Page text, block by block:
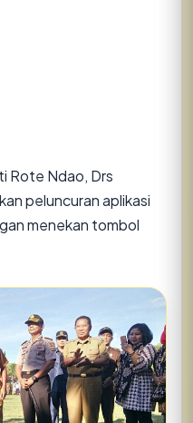
Rote Ndao, Drs
peluncuran aplikasi
menekan tombol